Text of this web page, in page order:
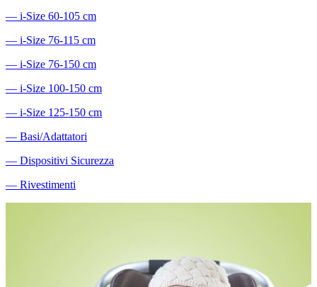
― i-Size 60-105 cm
― i-Size 76-115 cm
― i-Size 76-150 cm
― i-Size 100-150 cm
― i-Size 125-150 cm
― Basi/Adattatori
― Dispositivi Sicurezza
― Rivestimenti